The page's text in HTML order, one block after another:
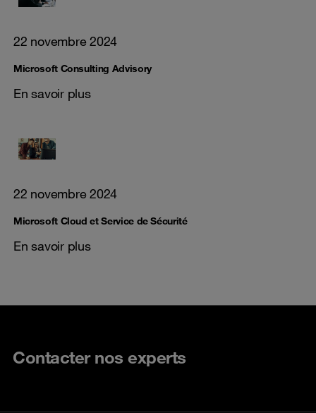
22 novembre 2024
Microsoft Consulting Advisory
En savoir plus
22 novembre 2024
Microsoft Cloud et Service de Sécurité
En savoir plus
Contacter nos experts